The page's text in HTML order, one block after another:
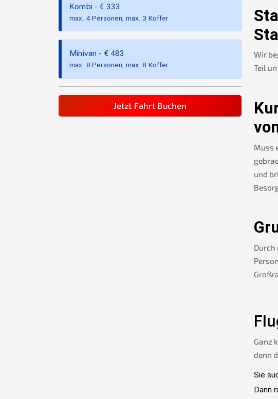
Kombi - € 333
max. 4 Personen, max. 3 Koffer
Minivan - € 483
max. 8 Personen, max. 8 Koffer
Jetzt Fahrt Buchen
Wir
Teil
Muss
und
Ganz
denn
Sie
Dann